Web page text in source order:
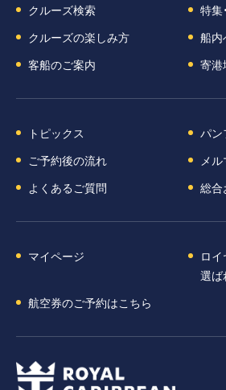
クルーズ検索
特集
クルーズの楽しみ方
船内
客船のご案内
寄港
トピックス
パン
ご予約後の流れ
メ
よくあるご質問
総合
マイページ
ロ
選ば
航空券のご予約はこちら